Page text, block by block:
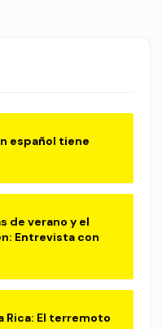
español tiene
de verano y el
Entrevista con
Rica: El terremoto